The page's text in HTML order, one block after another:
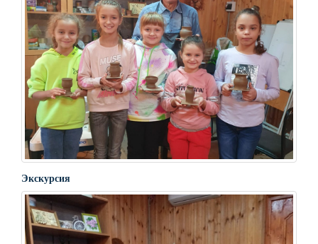
Экскурсия